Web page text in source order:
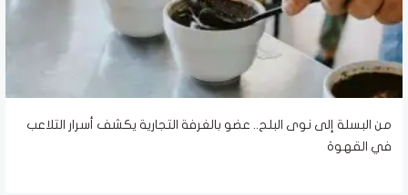
من البسلة إلى نوى البلح.. عضو بالغرفة التجارية يكشف أسرار التلاعب
في القهوة